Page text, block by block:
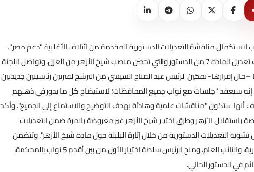
مناقشة التعديلات الدستورية المقدمة من ائتلاف الأغلبية "دعم مصر"،
شيخ الأزهر من العزل.
وتواصل اللجنة
–حال إقرارها- تمكين الرئيس عبد الفتاح السيسي من الترشح لفترتين رئاسيتين جديدتين
أمس، إنه سيعقد "جلسات مع نواب جميع المحافظات؛ لاستيضاح كل ما يدور في ذهنهم
أنها ستكون "مناقشات علمية وهادئة بهدف التوضيح والاستماع إلى الجميع". وأكد
باستقلال الأزهر وطرق اختيار شيخ الأزهر غير معروضة بالمرة ضمن التعديلات
التعديلات الدستورية من خلال إثارة البلبلة حول مادة شيخ الأزهر". وتتضمن
مقترحات التعديل تغيير طريقة اختيار رئيس المحكمة الدستورية، والنائب العام، ومنح الرئيس سلطة اختيار الأول من بين أقدم 5 نواب بالمحكمة،
في الدستور الحالي.